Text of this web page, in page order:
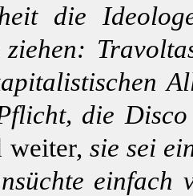
die
die
weiter, sie sei